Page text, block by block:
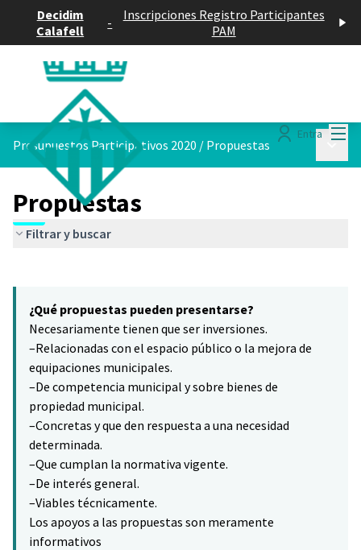
Decidim
Calafell
-
Inscripciones Registro Participantes
PAM
Entra
Presupuestos Participativos 2020 / Propuestas
Propuestas
Filtrar y buscar
−
¿Qué propuestas pueden presentarse?
Necesariamente tienen que ser inversiones.
–Relacionadas con el espacio público o la mejora de
equipaciones municipales.
–De competencia municipal y sobre bienes de
propiedad municipal.
–Concretas y que den respuesta a una necesidad
determinada.
–Que cumplan la normativa vigente.
–De interés general.
–Viables técnicamente.
Los apoyos a las propuestas son meramente
informativos